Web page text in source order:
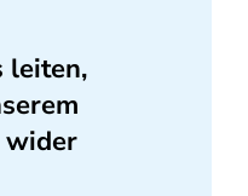
leiten,
wider